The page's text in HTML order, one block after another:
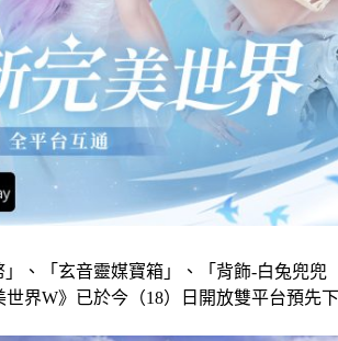
、「玄音靈媒寶箱」、「背飾-白兔兜
界W》已於今（18）日開放雙平台預先